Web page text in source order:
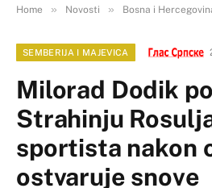
Home » Novosti » Bosna i
SEMBERIJA I MAJEVICA
Milorad Dodik
Strahinju
sportista nakon
ostvaruje snove